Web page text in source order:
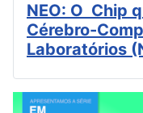
NEO: O Chip
Cérebro-
Laboratórios